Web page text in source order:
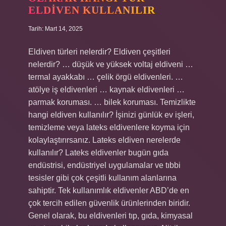
ELDIVEN KULLANILIR
Tarih: Mart 14, 2025
Eldiven türleri nelerdir? Eldiven çeşitleri
nelerdir? … düşük ve yüksek voltaj eldiveni …
termal ayakkabı … çelik örgü eldivenleri. …
atölye iş eldivenleri … kaynak eldivenleri …
parmak koruması. … bilek koruması. Temizlikte
hangi eldiven kullanılır? İşinizi günlük ev işleri,
temizleme veya lateks eldivenlere koyma için
kolaylaştırırsanız. Lateks eldiven nerelerde
kullanılır? Lateks eldivenler bugün gıda
endüstrisi, endüstriyel uygulamalar ve tıbbi
tesisler gibi çok çeşitli kullanım alanlarına
sahiptir. Tek kullanımlık eldivenler ABD’de en
çok tercih edilen güvenlik ürünlerinden biridir.
Genel olarak, bu eldivenleri tıp, gıda, kimyasal